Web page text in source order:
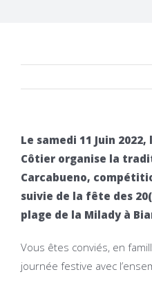
Le samedi 11 Juin
Côtier organise la
Carcabueno,
suivie de la fête des
plage de la Milady à
Vous êtes conviés, en
journée festive avec